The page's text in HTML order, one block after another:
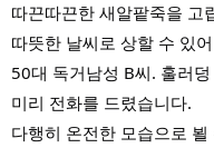
따끈따끈한 새알팥죽을 고
따뜻한 날씨로 상할 수 있
50대 독거남성 B씨. 훌러
미리 전화를 드렸습니다.
다행히 온전한 모습으로 뵐